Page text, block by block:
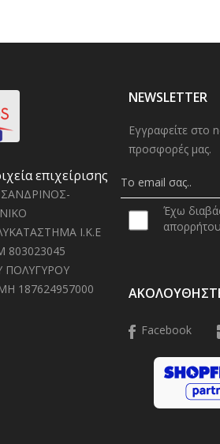
επιχείρισης
Ι.Κ.Ε
803023045
ΠΟΛΥΓΥΡΟΥ
187624957000
NEWSLETTER
Εγγραφείτε στο
προσφορές μας.
Έχω
απορρήτου
Facebook